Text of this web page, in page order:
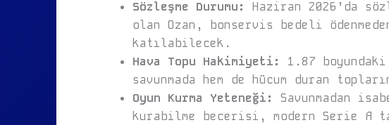
Sözleşme Durumu:
Haziran 2026’da
olan Ozan, bonservis bedeli
katılabilecek.
Hava Topu Hakimiyeti:
1.87 boyundaki
savunmada hem de hücum duran
Oyun Kurma Yeteneği:
Savunmadan
kurabilme becerisi, modern Serie A